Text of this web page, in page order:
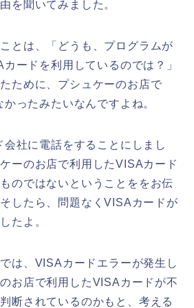
を聞いてみました。
とは、「どうも、プログラムが
ードを利用しているのでは？」
ために、プシュケーのお店で
ったみたいなんですよね。
社に電話をすることにしまし
ーのお店で利用したVISAカード
のではないということををお伝
したら、問題なくVISAカードが
たよ。
は、VISAカードエラーが発生し
お店で利用したVISAカードが不
断されているのかもと、考える